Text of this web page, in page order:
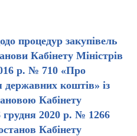
процедур закупівель
Кабінету Міністрів
р. № 710 «Про
коштів» із
Кабінету
грудня 2020 р. № 1266
Кабінету